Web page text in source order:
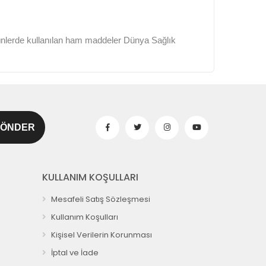
kullanılan ham maddeler Dünya Sağlık
KULLANIM KOŞULLARI
Mesafeli Satış Sözleşmesi
Kullanım Koşulları
Kişisel Verilerin Korunması
İptal ve İade